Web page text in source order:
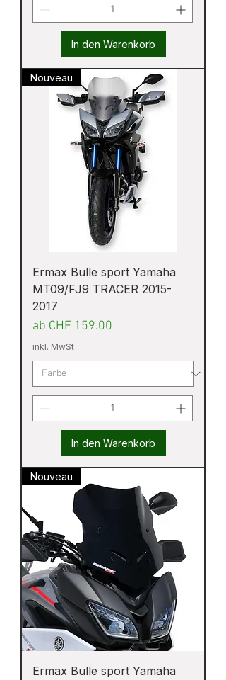
In den Warenkorb
Nouveau
Ermax Bulle sport Yamaha
MT09/FJ9 TRACER 2015-
2017
ab CHF 159.00
Sale-Preis
inkl. MwSt
In den Warenkorb
Nouveau
Ermax Bulle sport Yamaha